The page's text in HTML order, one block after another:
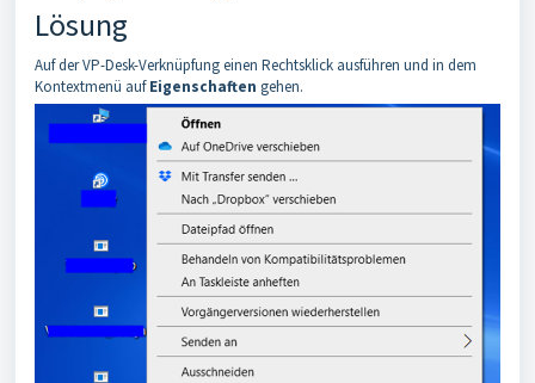
Lösung
Auf der VP-Desk-Verknüpfung einen Rechtsklick ausführen und in dem
Kontextmenü aufEigenschaften gehen.